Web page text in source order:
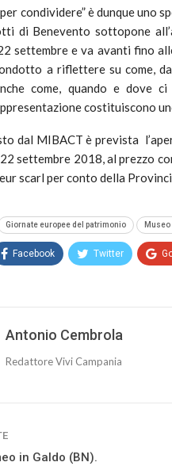
condividere” è dunque uno
di Benevento sottopone
settembre e va avanti fino
a riflettere su come,
come, quando e dove
costituiscono
dal MIBACT è prevista
settembre 2018, al prezzo
scarl per conto della
Giornate europee del patrimonio
Facebook Twitter
Antonio Cembrola
Redattore Vivi Campania
in Galdo (BN).